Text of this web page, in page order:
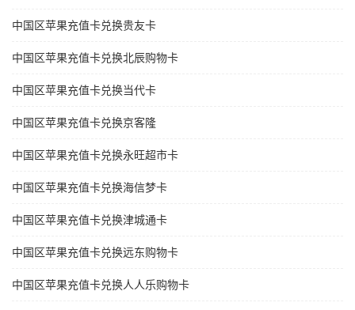
中国区苹果充值卡兑换贵友卡
中国区苹果充值卡兑换北辰购物卡
中国区苹果充值卡兑换当代卡
中国区苹果充值卡兑换京客隆
中国区苹果充值卡兑换永旺超市卡
中国区苹果充值卡兑换海信梦卡
中国区苹果充值卡兑换津城通卡
中国区苹果充值卡兑换远东购物卡
中国区苹果充值卡兑换人人乐购物卡